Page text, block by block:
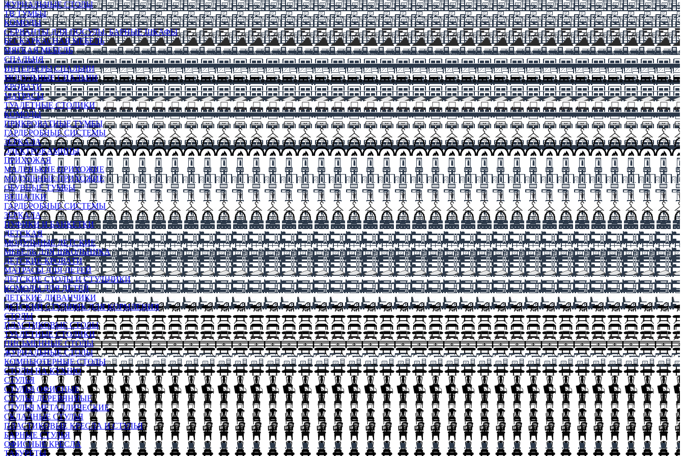
ЖУРНАЛЬНЫЕ СТОЛЫ
ТВ ТУМБЫ
КОМОДЫ
СЕРВАНТЫ ДЛЯ ПОСУДЫ, БАРНЫЕ ШКАФЫ
БЕСКАРКАСНАЯ МЕБЕЛЬ
МЯГКАЯ МЕБЕЛЬ
СПАЛЬНЯ
ИНТЕРЬЕРЫ СПАЛЬНИ
МОДУЛЬНЫЕ СПАЛЬНИ
КРОВАТИ
МАТРАСЫ
ТУАЛЕТНЫЕ СТОЛИКИ
КОМОДЫ
ПРИКРОВАТНЫЕ ТУМБЫ
ГАРДЕРОБНЫЕ СИСТЕМЫ
ЗЕРКАЛА
ЭЛЕКТРОКАМИНЫ
ПРИХОЖАЯ
МАЛЕНЬКИЕ ПРИХОЖИЕ
МОДУЛЬНЫЕ ПРИХОЖИЕ
ОБУВНЫЕ ТУМБЫ
ВЕШАЛКИ
ГАРДЕРОБНЫЕ СИСТЕМЫ
ЗЕРКАЛА
ПУФИКИ И БАНКЕТКИ
ДЕТСКАЯ
МОДУЛЬНЫЕ ДЕТСКИЕ
МЕБЕЛЬ ДЛЯ ШКОЛЬНИКА
ДЕТСКИЕ КРОВАТИ
МАТРАСЫ ДЛЯ ДЕТЕЙ
ДЕТСКИЕ СТОЛЫ И СТУЛЬЧИКИ
КОМОДЫ ДЛЯ ДЕТЕЙ
ДЕТСКИЕ ДИВАНЧИКИ
ДЕТСКИЙ СТУЛЬЧИК ДЛЯ КОРМЛЕНИЯ
СТОЛЫ
ПЛАСТИКОВЫЕ СТОЛЫ
ТУАЛЕТНЫЕ СТОЛИКИ
ПИСЬМЕННЫЕ СТОЛЫ
ЖУРНАЛЬНЫЕ СТОЛЫ
КОМПЬЮТЕРНЫЕ СТОЛЫ
СТОЛЫ НА КУХНЮ
СТУЛЬЯ
СТУЛЬЯ ОФИСНЫЕ
СТУЛЬЯ ДЕРЕВЯННЫЕ
СТУЛЬЯ МЕТАЛЛИЧЕСКИЕ
СКЛАДНЫЕ СТУЛЬЯ
ПЛАСТИКОВЫЕ КРЕСЛА И СТУЛЬЯ
БАРНЫЕ СТУЛЬЯ
ОФИСНЫЕ КРЕСЛА
ТАБУРЕТЫ